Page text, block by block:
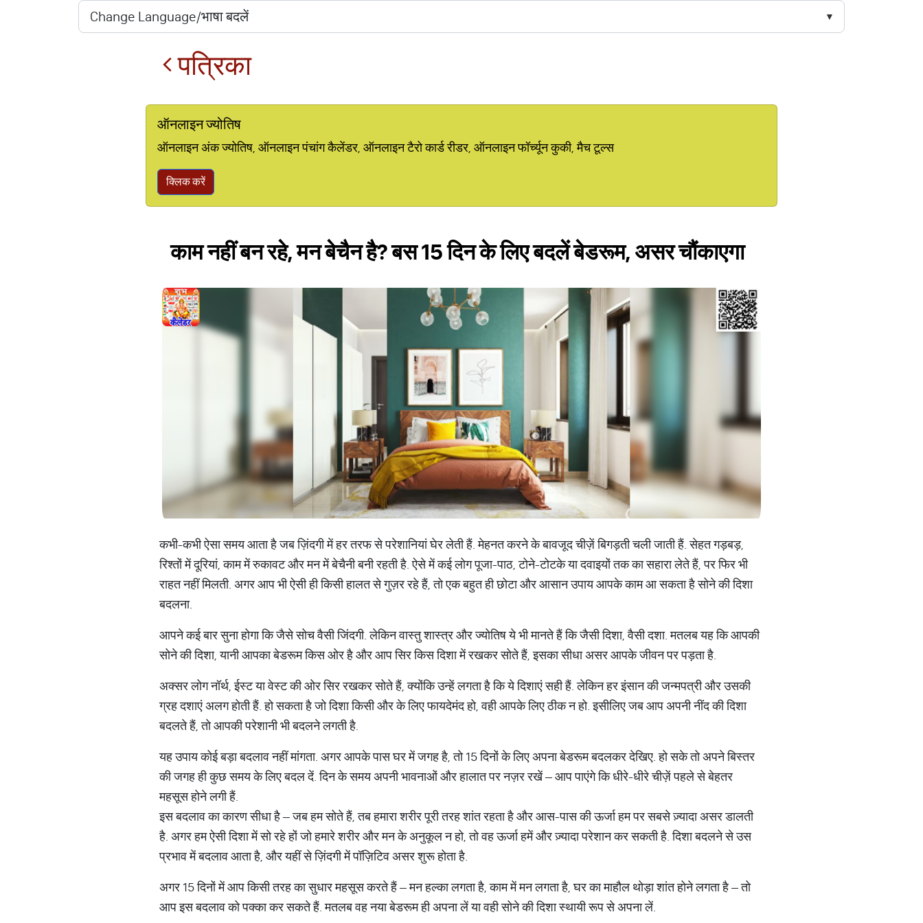
पत्रिका
ऑनलाइन ज्योतिष
ऑनलाइन अंक ज्योतिष, ऑनलाइन पंचांग कैलेंडर, ऑनलाइन टैरो कार्ड रीडर, ऑनलाइन फॉर्च्यून कुकी, मैच टूल्स
क्लिक करें
काम नहीं बन रहे, मन बेचैन है? बस 15 दिन के लिए बदलें बेडरूम, असर चौंकाएगा
कभी-कभी ऐसा समय आता है जब ज़िंदगी में हर तरफ से परेशानियां घेर लेती हैं. मेहनत करने के बावजूद चीज़ें बिगड़ती चली जाती हैं. सेहत गड़बड़,
रिश्तों में दूरियां, काम में रुकावट और मन में बेचैनी बनी रहती है. ऐसे में कई लोग पूजा-पाठ, टोने-टोटके या दवाइयों तक का सहारा लेते हैं, पर फिर भी
राहत नहीं मिलती. अगर आप भी ऐसी ही किसी हालत से गुज़र रहे हैं, तो एक बहुत ही छोटा और आसान उपाय आपके काम आ सकता है सोने की दिशा
बदलना.
आपने कई बार सुना होगा कि जैसे सोच वैसी जिंदगी. लेकिन वास्तु शास्त्र और ज्योतिष ये भी मानते हैं कि जैसी दिशा, वैसी दशा. मतलब यह कि आपकी
सोने की दिशा, यानी आपका बेडरूम किस ओर है और आप सिर किस दिशा में रखकर सोते हैं, इसका सीधा असर आपके जीवन पर पड़ता है.
अक्सर लोग नॉर्थ, ईस्ट या वेस्ट की ओर सिर रखकर सोते हैं, क्योंकि उन्हें लगता है कि ये दिशाएं सही हैं. लेकिन हर इंसान की जन्मपत्री और उसकी
ग्रह दशाएं अलग होती हैं. हो सकता है जो दिशा किसी और के लिए फायदेमंद हो, वही आपके लिए ठीक न हो. इसीलिए जब आप अपनी नींद की दिशा
बदलते हैं, तो आपकी परेशानी भी बदलने लगती है.
यह उपाय कोई बड़ा बदलाव नहीं मांगता. अगर आपके पास घर में जगह है, तो 15 दिनों के लिए अपना बेडरूम बदलकर देखिए. हो सके तो अपने बिस्तर
की जगह ही कुछ समय के लिए बदल दें. दिन के समय अपनी भावनाओं और हालात पर नज़र रखें – आप पाएंगे कि धीरे-धीरे चीज़ें पहले से बेहतर
महसूस होने लगी हैं.
इस बदलाव का कारण सीधा है – जब हम सोते हैं, तब हमारा शरीर पूरी तरह शांत रहता है और आस-पास की ऊर्जा हम पर सबसे ज़्यादा असर डालती
है. अगर हम ऐसी दिशा में सो रहे हों जो हमारे शरीर और मन के अनुकूल न हो, तो वह ऊर्जा हमें और ज़्यादा परेशान कर सकती है. दिशा बदलने से उस
प्रभाव में बदलाव आता है, और यहीं से ज़िंदगी में पॉज़िटिव असर शुरू होता है.
अगर 15 दिनों में आप किसी तरह का सुधार महसूस करते हैं – मन हल्का लगता है, काम में मन लगता है, घर का माहौल थोड़ा शांत होने लगता है – तो
आप इस बदलाव को पक्का कर सकते हैं. मतलब वह नया बेडरूम ही अपना लें या वही सोने की दिशा स्थायी रूप से अपना लें.